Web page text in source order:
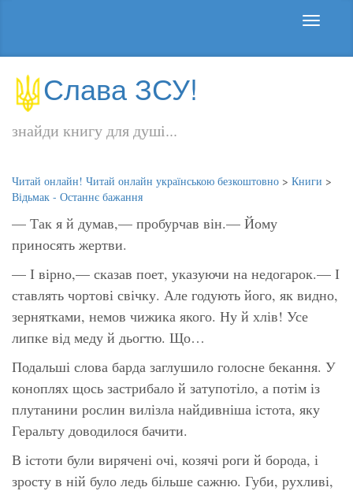
Слава ЗСУ!
знайди книгу для душі...
Читай онлайн! Читай онлайн українською безкоштовно > Книги >
Відьмак - Останнє бажання
— Так я й думав,— пробурчав він.— Йому
приносять жертви.
— І вірно,— сказав поет, указуючи на недогарок.— І
ставлять чортові свічку. Але годують його, як видно,
зернятками, немов чижика якого. Ну й хлів! Усе
липке від меду й дьогтю. Що…
Подальші слова барда заглушило голосне бекання. У
коноплях щось застрибало й затупотіло, а потім із
плутанини рослин вилізла найдивніша істота, яку
Геральту доводилося бачити.
В істоти були вирячені очі, козячі роги й борода, і
зросту в ній було ледь більше сажню. Губи, рухливі,